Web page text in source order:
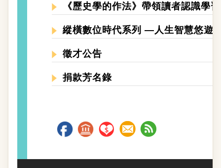
《歷史學的作法》帶領讀者認識學
縱橫數位時代系列 —人生智慧悠遊
徵才公告
捐款芳名錄